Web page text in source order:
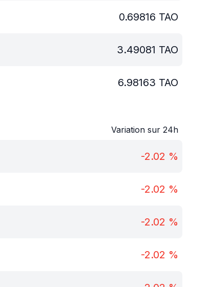
0.69816 TAO
3.49081 TAO
6.98163 TAO
Variation sur 24h
-2.02 %
-2.02 %
-2.02 %
-2.02 %